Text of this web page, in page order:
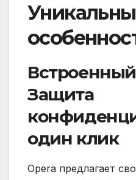
Встроенный
Защита
один клик
Opera предлагает